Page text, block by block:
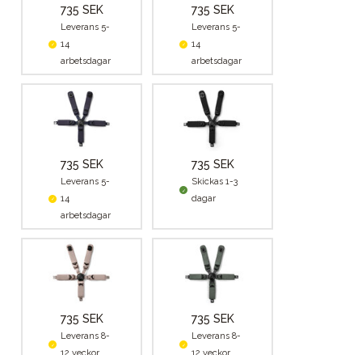
735 SEK
Leverans 5-
14
arbetsdagar
735 SEK
Leverans 5-
14
arbetsdagar
735 SEK
Leverans 5-
14
arbetsdagar
735 SEK
Skickas 1-3
dagar
735 SEK
Leverans 8-
735 SEK
Leverans 8-